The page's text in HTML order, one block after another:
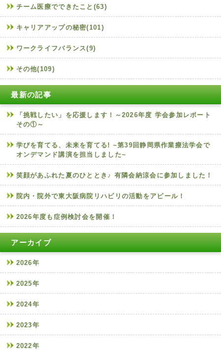
チーム医療でできたこと(63)
キャリアアップの秘密(101)
ワークライフバランス(9)
その他(109)
最新の記事
「挑戦したい」を応援します！～2026年度 学会参加レポート
その①～
学びを育てる、未来を育てる! ~第39回静岡県作業療法学会で
オンデマンド講演を担当しました~
笑顔があふれた夏のひととき♪ 有隣会納涼会に参加しました！
院内・院外で東大阪病院リハビリの活動をアピール！
2026年度も症例検討会を開催！
アーカイブ
2026年
2025年
2024年
2023年
2022年